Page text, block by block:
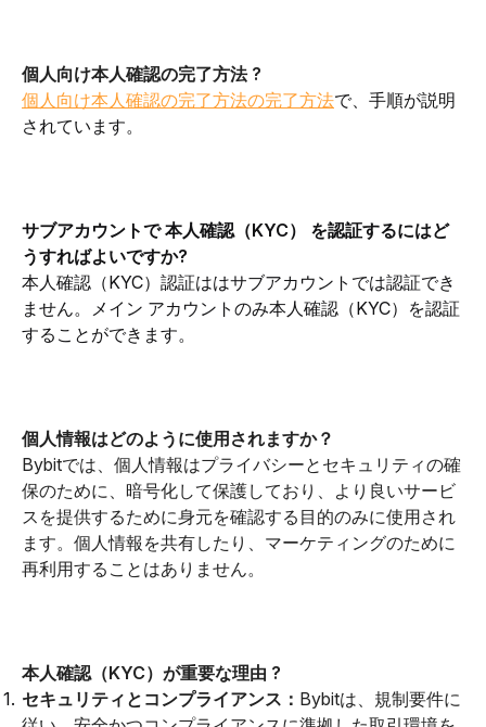
個人向け本人確認の完了方法 ?
個人向け本人確認の完了方法の完了方法で、手順が説明
されています。
サブアカウントで 本人確認（KYC） を認証するにはど
うすればよいですか?
本人確認（KYC）認証ははサブアカウントでは認証でき
ません。メイン アカウントのみ本人確認（KYC）を認証
することができます。
個人情報はどのように使用されますか？
Bybitでは、個人情報はプライバシーとセキュリティの確
保のために、暗号化して保護しており、より良いサービ
スを提供するために身元を確認する目的のみに使用され
ます。個人情報を共有したり、マーケティングのために
再利用することはありません。
本人確認（KYC）が重要な理由 ?
セキュリティとコンプライアンス： Bybitは、規制要件に